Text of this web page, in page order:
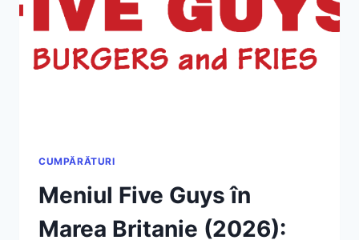
MĂNÂNCĂ
LOCALNICII,
TURIȘTII
CUMPĂRĂTURI
Meniul Five Guys în
Marea Britanie (2026):